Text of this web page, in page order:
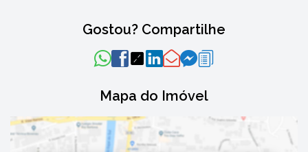
Gostou? Compartilhe
Mapa do Imóvel